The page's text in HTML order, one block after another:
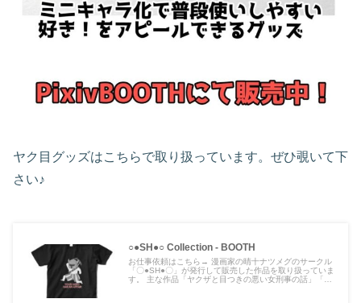
ヤク目グッズはこちらで取り扱っています。ぜひ覗いて下
さい♪
○●SH●○ Collection - BOOTH
お仕事依頼はこちら→ 漫画家の晴十ナツメグのサークル
「〇●SH●〇」が発行して販売した作品を取り扱っていま
す。 主な作品「ヤクザと目つきの悪い女刑事の話」「京